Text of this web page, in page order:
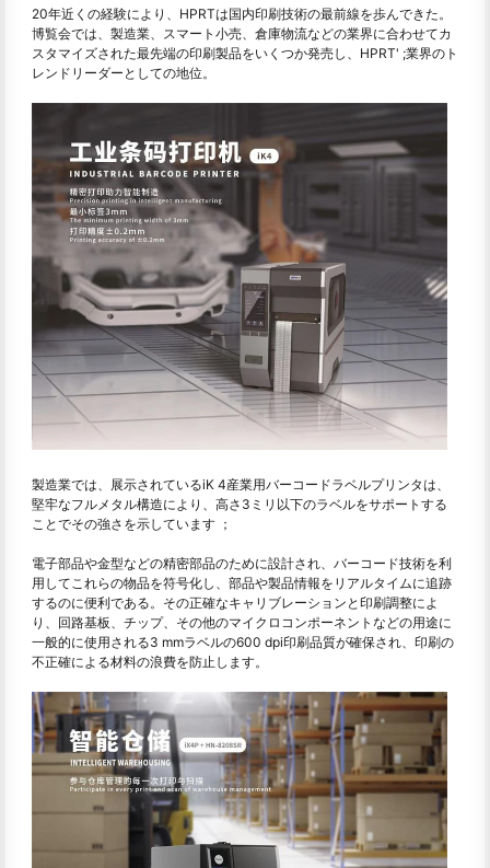
20年近くの経験により、HPRTは国内印刷技術の最前線を歩んできた。
博覧会では、製造業、スマート小売、倉庫物流などの業界に合わせてカ
スタマイズされた最先端の印刷製品をいくつか発売し、HPRT' ;業界のト
レンドリーダーとしての地位。
製造業では、展示されているiK 4産業用バーコードラベルプリンタは、
堅牢なフルメタル構造により、高さ3ミリ以下のラベルをサポートする
ことでその強さを示しています ；
電子部品や金型などの精密部品のために設計され、バーコード技術を利
用してこれらの物品を符号化し、部品や製品情報をリアルタイムに追跡
するのに便利である。その正確なキャリブレーションと印刷調整によ
り、回路基板、チップ、その他のマイクロコンポーネントなどの用途に
一般的に使用される3 mmラベルの600 dpi印刷品質が確保され、印刷の
不正確による材料の浪費を防止します。